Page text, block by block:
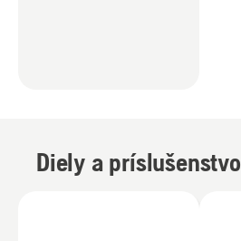
Diely a príslušenstvo